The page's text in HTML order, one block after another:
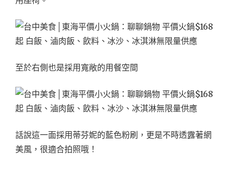
至於右側也是採用寬敞的用餐空間
話說這一面採用蒂芬妮的藍色粉刷，更是不時透露著網
美風，很適合拍照哦！